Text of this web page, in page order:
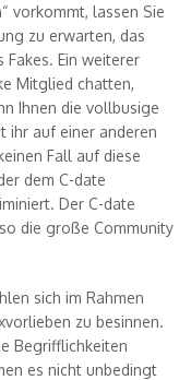
vorkommt, lassen Sie
zu erwarten, das
Fakes. Ein weiterer
Mitglied chatten,
Ihnen die vollbusige
ihr auf einer anderen
Fall auf diese
dem C-date
Der C-date
die große Community
sich im Rahmen
zu besinnen.
Begrifflichkeiten
es nicht unbedingt